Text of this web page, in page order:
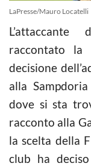
LaPresse/Mauro Locatelli
L’attaccante
raccontato la
decisione
alla
dove si sta
racconto alla
la scelta della
club ha